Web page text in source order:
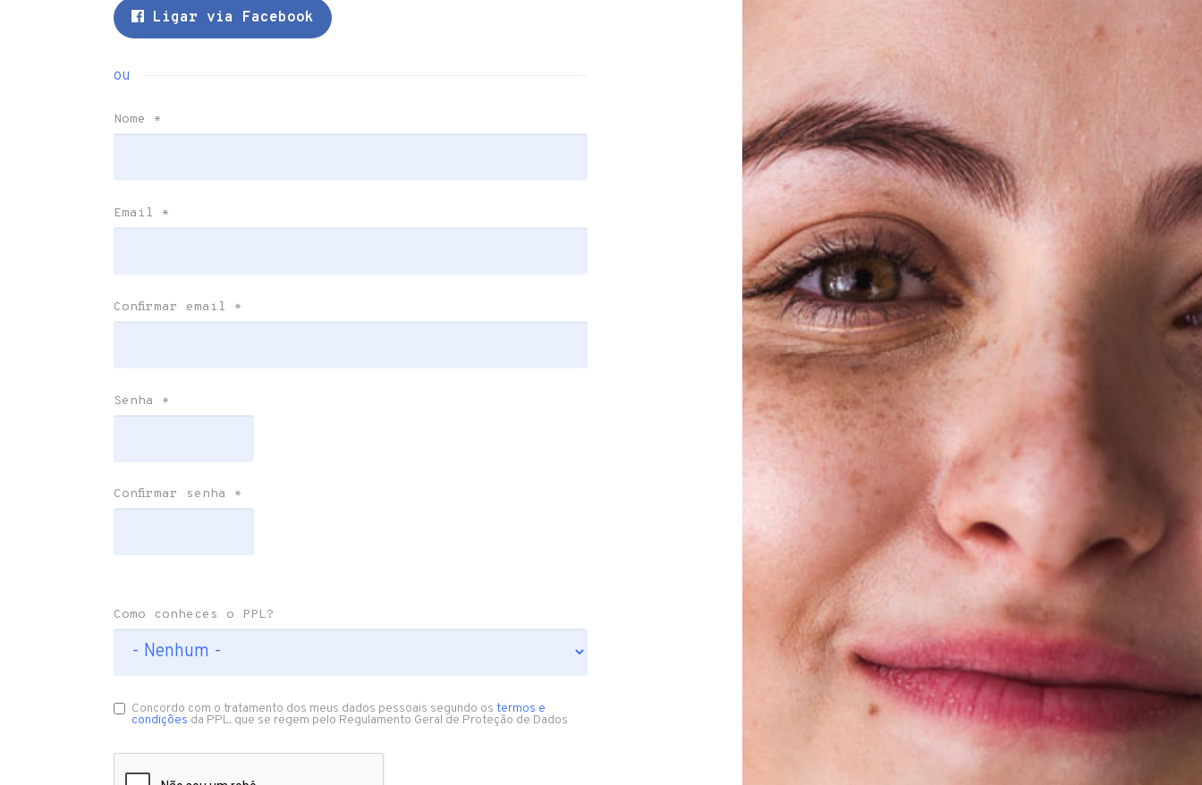
Ligar via Facebook
ou
Nome *
Email *
Confirmar email *
Senha *
Confirmar senha *
Como conheces o PPL?
Concordo com o tratamento dos meus dados pessoais segundo os termos e
condições da PPL, que se regem pelo Regulamento Geral de Proteção de Dados